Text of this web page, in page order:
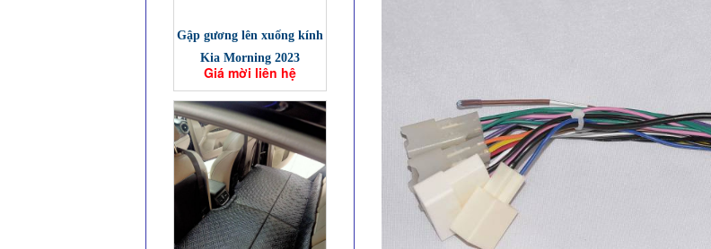
Gập gương lên xuống kính
Kia Morning 2023
Giá mời liên hệ